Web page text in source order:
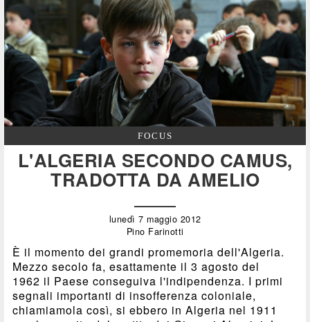
FOCUS
L'ALGERIA SECONDO CAMUS,
TRADOTTA DA AMELIO
lunedì 7 maggio 2012
Pino Farinotti
È il momento dei grandi promemoria dell'Algeria.
Mezzo secolo fa, esattamente il 3 agosto del
1962 il Paese conseguiva l'indipendenza. I primi
segnali importanti di insofferenza coloniale,
chiamiamola così, si ebbero in Algeria nel 1911